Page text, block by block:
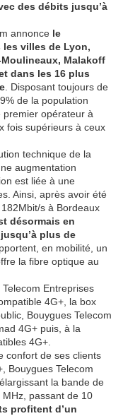
des débits jusqu’à
annonce le
les villes de Lyon,
Malakoff
dans les 16 plus
. Disposant toujours de
de la population
premier opérateur à
fois supérieurs à ceux
technique de la
augmentation
est liée à une
Ainsi, après avoir été
s à Bordeaux
désormais en
plus de
en mobilité, un
la fibre optique au
Entreprises
4G+, la box
Bouygues Telecom
4G+ puis, à la
4G+.
confort de ses clients
Bouygues Telecom
la bande de
passant de 10
profitent d’un